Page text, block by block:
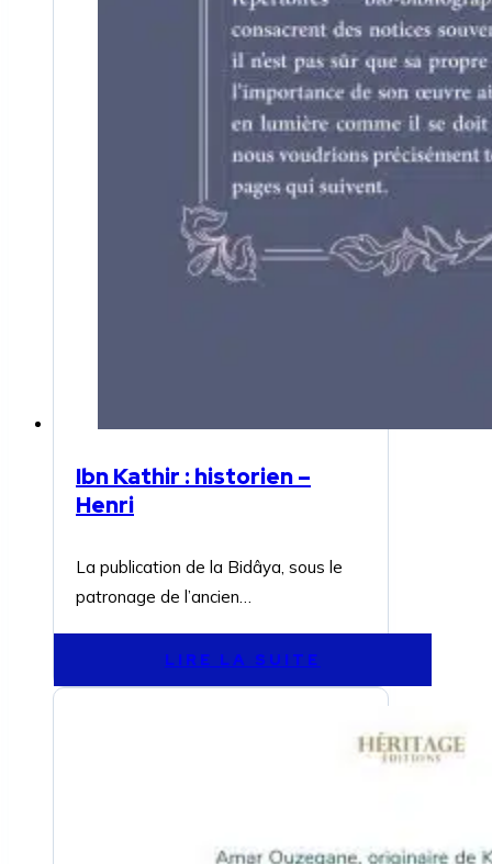
Ibn Kathir : historien –
Henri
La publication de la Bidâya, sous le
patronage de l’ancien…
LIRE LA SUITE